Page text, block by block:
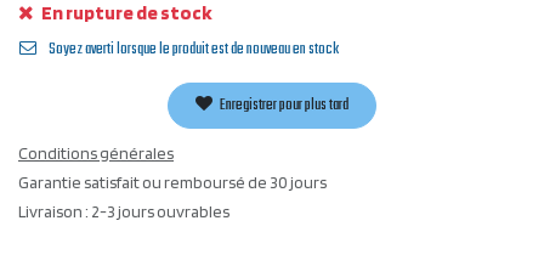
En rupture de stock
Soyez averti lorsque le produit est de nouveau en stock
Enregistrer pour plus tard
Conditions générales
Garantie satisfait ou remboursé de 30 jours
Livraison : 2-3 jours ouvrables